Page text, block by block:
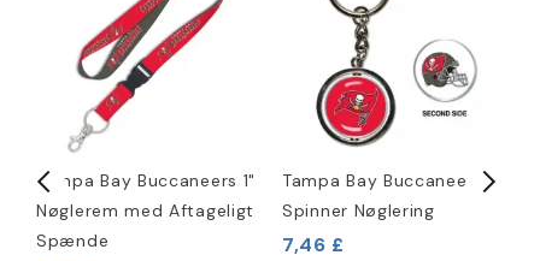
Tampa Bay Buccaneers 1"
Nøglerem med Aftageligt
Spænde
Tampa Bay Buccaneers
Spinner Nøglering
7,46 £